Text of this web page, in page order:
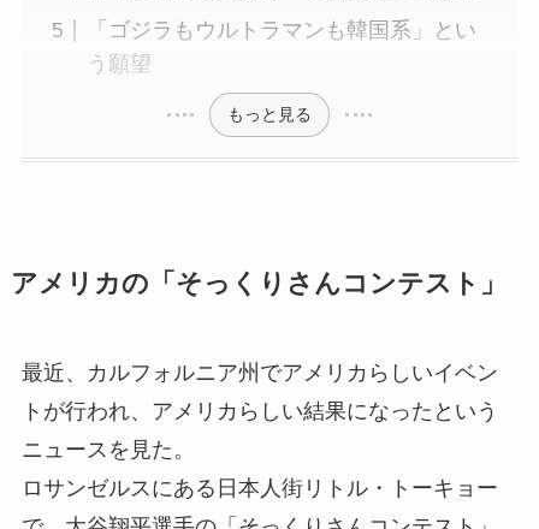
「ゴジラもウルトラマンも韓国系」とい
う願望
もっと見る
アメリカの「そっくりさんコンテスト」
最近、カルフォルニア州でアメリカらしいイベン
トが行われ、アメリカらしい結果になったという
ニュースを見た。
ロサンゼルスにある日本人街リトル・トーキョー